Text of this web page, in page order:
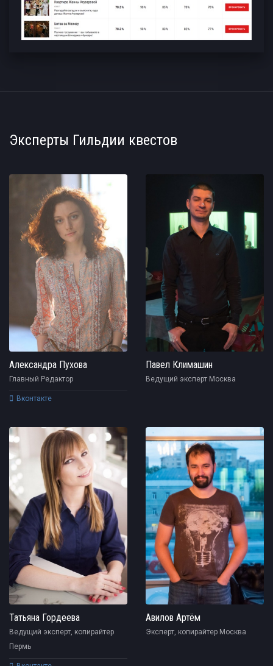
Эксперты Гильдии квестов
Александра Пухова
Главный Редактор
Вконтакте
Павел Климашин
Ведущий эксперт Москва
Татьяна Гордеева
Ведущий эксперт, копирайтер
Пермь
Авилов Артём
Эксперт, копирайтер Москва